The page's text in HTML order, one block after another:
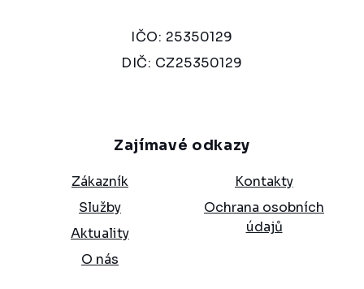
IČO: 25350129
DIČ: CZ25350129
Zajímavé odkazy
Zákazník
Služby
Aktuality
O nás
Kontakty
Ochrana osobních
údajů